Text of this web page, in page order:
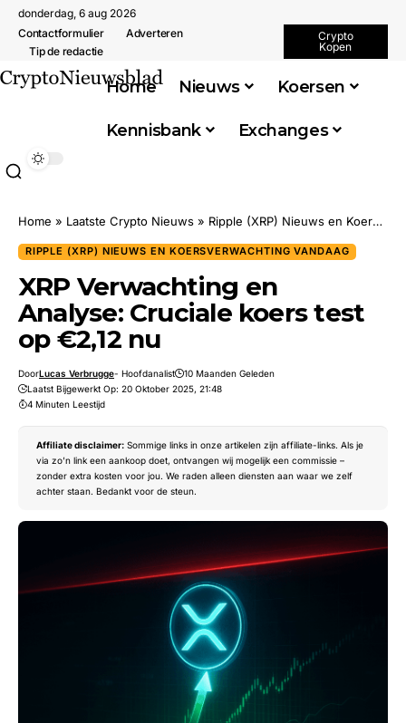
donderdag, 6 aug 2026
Contactformulier
Adverteren
Tip de redactie
Crypto
Kopen
Home Nieuws Koersen
Kennisbank Exchanges
Home » Laatste Crypto Nieuws » Ripple (XRP) Nieuws en Koersverwachting Vandaag
RIPPLE (XRP) NIEUWS EN KOERSVERWACHTING VANDAAG
XRP Verwachting en
Analyse: Cruciale koers test
op €2,12 nu
DoorLucas Verbrugge- Hoofdanalist
10 Maanden Geleden
Laatst Bijgewerkt Op: 20 Oktober 2025, 21:48
4 Minuten Leestijd
Affiliate disclaimer: Sommige links in onze artikelen zijn affiliate-links. Als je
via zo’n link een aankoop doet, ontvangen wij mogelijk een commissie –
zonder extra kosten voor jou. We raden alleen diensten aan waar we zelf
achter staan. Bedankt voor de steun.